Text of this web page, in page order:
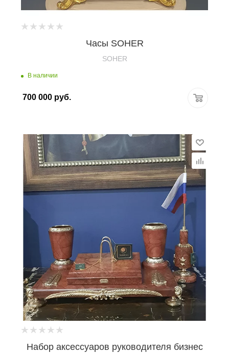
Часы SOHER
SOHER
В наличии
700 000 руб.
Набор аксессуаров руководителя бизнес